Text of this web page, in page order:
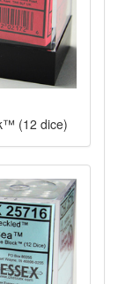
(12 dice)